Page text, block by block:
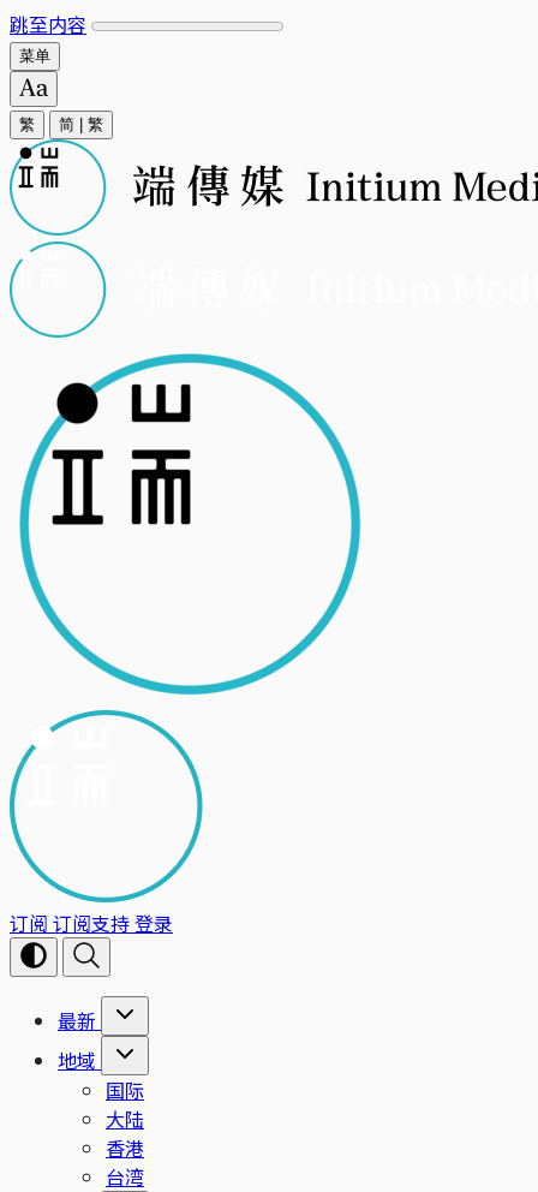
跳至内容
菜单
繁 简 繁
订阅 订阅支持登录
最新
地域
国际
大陆
香港
台湾